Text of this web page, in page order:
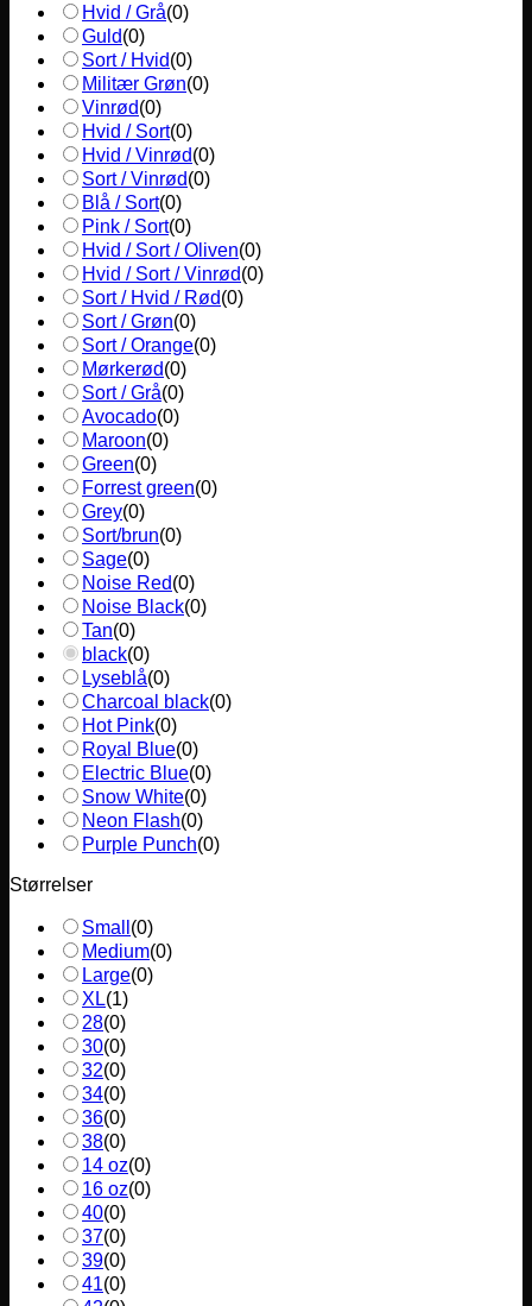
Hvid / Grå(0)
Guld(0)
Sort / Hvid(0)
Militær Grøn(0)
Vinrød(0)
Hvid / Sort(0)
Hvid / Vinrød(0)
Sort / Vinrød(0)
Blå / Sort(0)
Pink / Sort(0)
Hvid / Sort / Oliven(0)
Hvid / Sort / Vinrød(0)
Sort / Hvid / Rød(0)
Sort / Grøn(0)
Sort / Orange(0)
Mørkerød(0)
Sort / Grå(0)
Avocado(0)
Maroon(0)
Green(0)
Forrest green(0)
Grey(0)
Sort/brun(0)
Sage(0)
Noise Red(0)
Noise Black(0)
Tan(0)
black(0)
Lyseblå(0)
Charcoal black(0)
Hot Pink(0)
Royal Blue(0)
Electric Blue(0)
Snow White(0)
Neon Flash(0)
Purple Punch(0)
Størrelser
Small (0)
Medium(0)
Large(0)
XL(1)
28(0)
30(0)
32(0)
34(0)
36(0)
38(0)
14 oz(0)
16 oz(0)
40(0)
37(0)
39(0)
41(0)